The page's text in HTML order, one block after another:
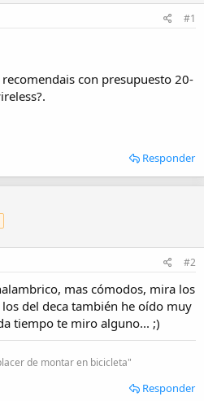
#1
con presupuesto 20-
Responder
#2
mas cómodos, mira los
del deca también he oído muy
tiempo te miro alguno... ;)
de montar en bicicleta"
Responder